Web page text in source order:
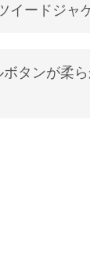
イードジャ
タンが柔